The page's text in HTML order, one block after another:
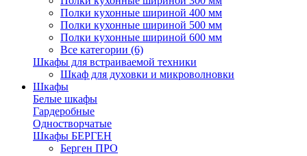
Полки кухонные шириной 400 мм
Полки кухонные шириной 500 мм
Полки кухонные шириной 600 мм
Все категории (6)
Шкафы для встраиваемой техники
Шкаф для духовки и микроволновки
Шкафы
Белые шкафы
Гардеробные
Одностворчатые
Шкафы БЕРГЕН
Берген ПРО